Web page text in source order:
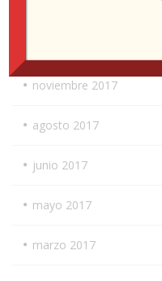
noviembre 2017
agosto 2017
junio 2017
mayo 2017
marzo 2017